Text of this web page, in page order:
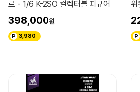
르 - 1/6 K-2SO 컬렉터블 피규어
398,000
3,980
위